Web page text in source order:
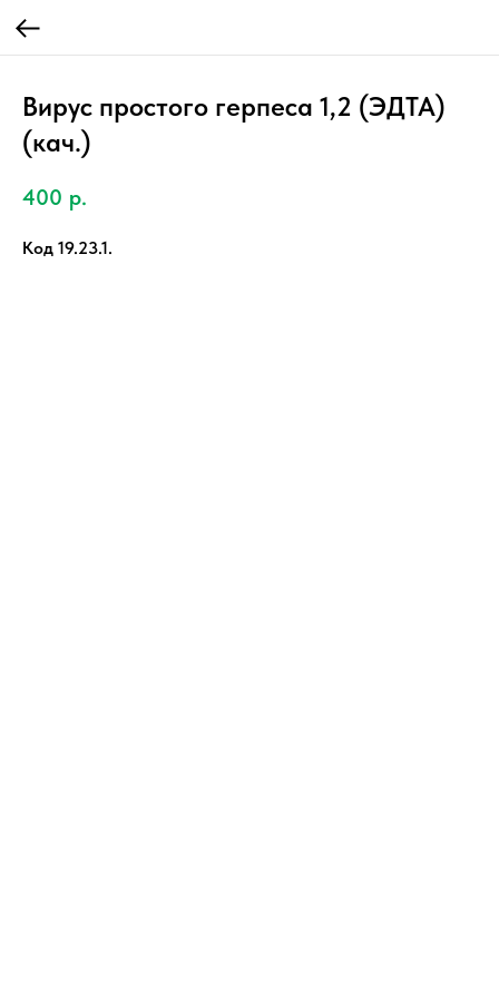
Вирус простого герпеса 1,2 (ЭДТА)
(кач.)
400 р.
Код 19.23.1.